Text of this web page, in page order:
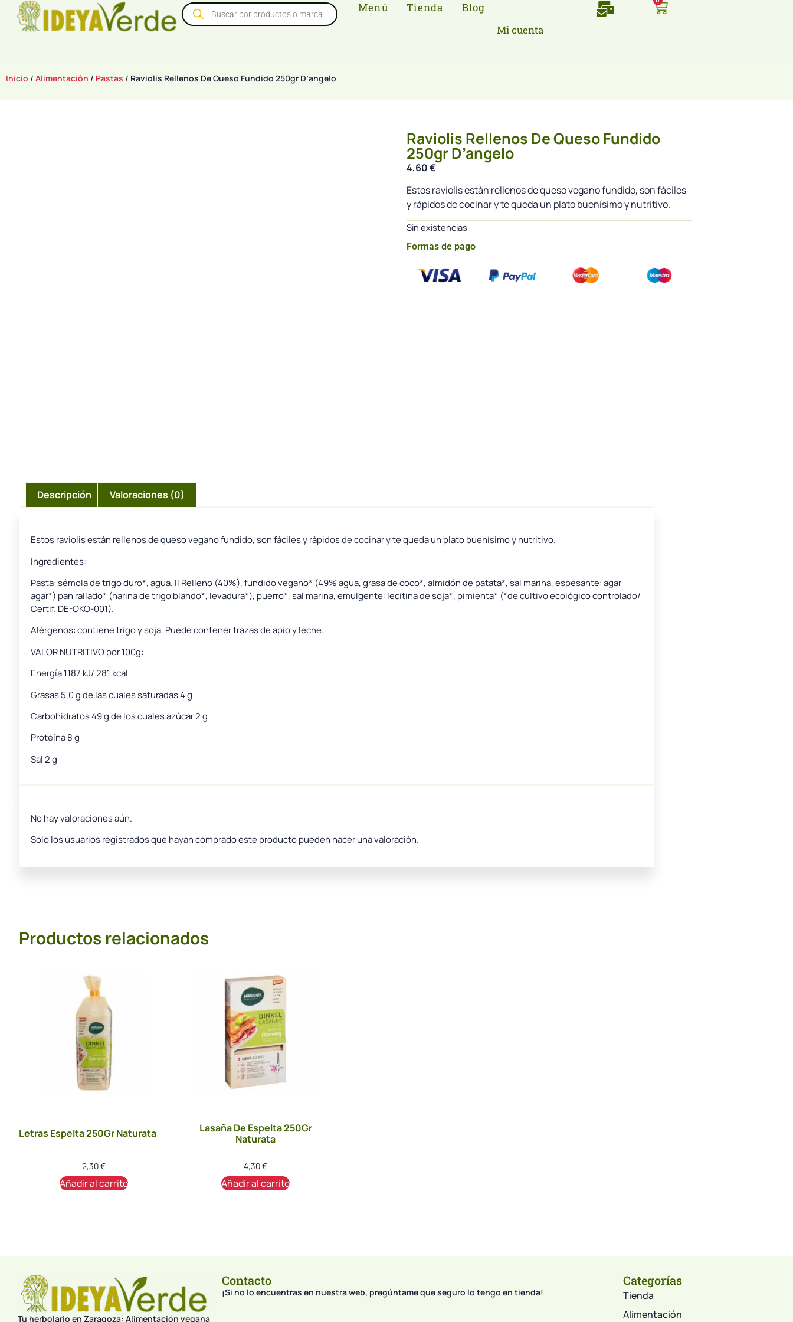
Menú Tienda
Blog
Mi cuenta
Inicio / Alimentación / Pastas / Raviolis Rellenos De Queso Fundido 250gr D’angelo
Raviolis Rellenos De Queso Fundido
250gr D’angelo
4,60€
Estos raviolis están rellenos de queso vegano fundido, son fáciles
y rápidos de cocinar y te queda un plato buenísimo y nutritivo.
Sin existencias
Formas de pago
Descripción Valoraciones (0)
Estos raviolis están rellenos de queso vegano fundido, son fáciles y rápidos de cocinar y te queda un plato buenísimo y nutritivo.
Ingredientes:
Pasta: sémola de trigo duro*, agua. II Relleno (40%), fundido vegano* (49% agua, grasa de coco*, almidón de patata*, sal marina, espesante: agar
agar*) pan rallado* (harina de trigo blando*, levadura*), puerro*, sal marina, emulgente: lecitina de soja*, pimienta* (*de cultivo ecológico controlado/
Certif. DE-OKO-001).
Alérgenos: contiene trigo y soja. Puede contener trazas de apio y leche.
VALOR NUTRITIVO por 100g:
Energía 1187 kJ/ 281 kcal
Grasas 5,0 g de las cuales saturadas 4 g
Carbohidratos 49 g de los cuales azúcar 2 g
Proteína 8 g
Sal 2 g
No hay valoraciones aún.
Solo los usuarios registrados que hayan comprado este producto pueden hacer una valoración.
Productos relacionados
Letras Espelta 250Gr Naturata
2,30€
Añadir al carrito
Lasaña De Espelta 250Gr
Naturata
4,30€
Añadir al carrito
Tu herbolario en Zaragoza: Alimentación vegana
Contacto
¡Si no lo encuentras en nuestra web, pregúntame que seguro lo tengo en tienda!
Categorías
Tienda
Alimentación